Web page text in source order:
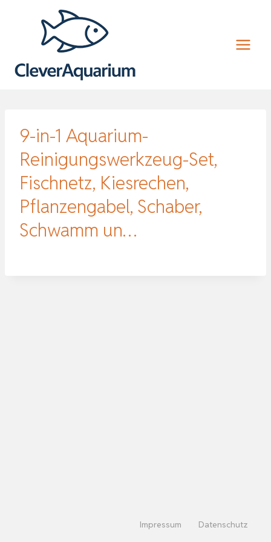
9-in-1 Aquarium-
Reinigungswerkzeug-Set,
Fischnetz, Kiesrechen,
Pflanzengabel, Schaber,
Schwamm un…
Impressum Datenschutz